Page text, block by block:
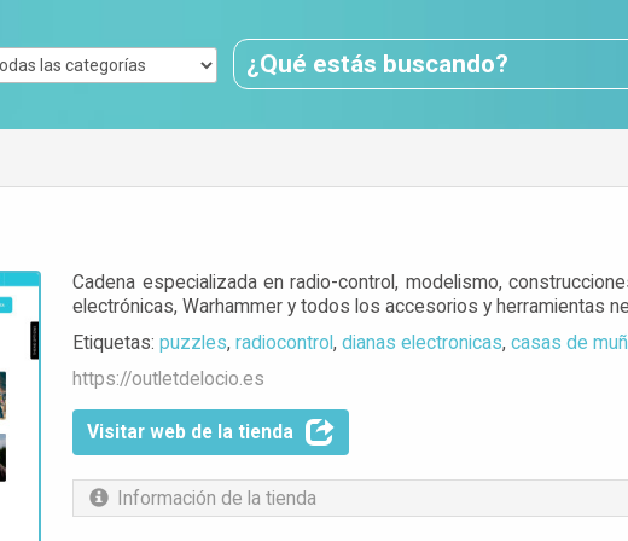
Cadena especializada en radio-control, modelismo,
electrónicas, Warhammer y todos los accesorios y herramientas
Etiquetas:puzzles,radiocontrol,dianas electronicas,casas de
https://outletdelocio.es
Visitar web de la tienda
Información de la tienda